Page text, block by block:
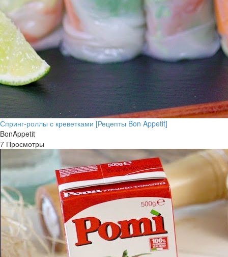
Спринг-роллы с креветками [Рецепты Bon Appetit]
BonAppetit
7 Просмотры